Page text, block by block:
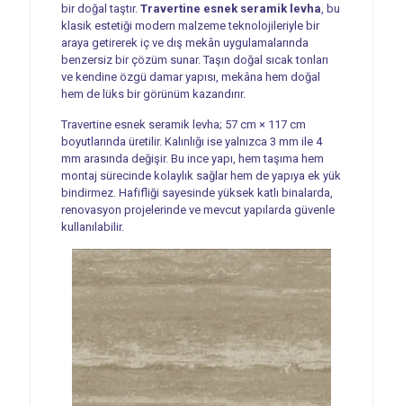
bir doğal taştır. Travertine esnek seramik levha , bu
klasik estetiği modern malzeme teknolojileriyle bir
araya getirerek iç ve dış mekân uygulamalarında
benzersiz bir çözüm sunar. Taşın doğal sıcak tonları
ve kendine özgü damar yapısı, mekâna hem doğal
hem de lüks bir görünüm kazandırır.
Travertine esnek seramik levha; 57 cm × 117 cm
boyutlarında üretilir. Kalınlığı ise yalnızca 3 mm ile 4
mm arasında değişir. Bu ince yapı, hem taşıma hem
montaj sürecinde kolaylık sağlar hem de yapıya ek yük
bindirmez. Hafifliği sayesinde yüksek katlı binalarda,
renovasyon projelerinde ve mevcut yapılarda güvenle
kullanılabilir.